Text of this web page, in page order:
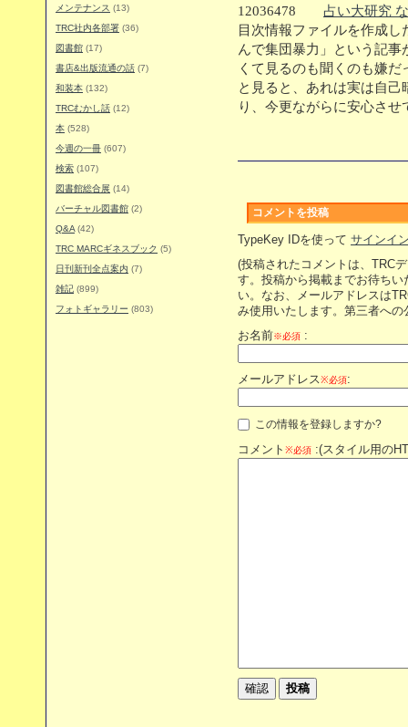
メンテナンス (13)
TRC社内各部署 (36)
図書館 (17)
書店&出版流通の話 (7)
和装本 (132)
TRCむかし話 (12)
本 (528)
今週の一冊 (607)
検索 (107)
図書館総合展 (14)
バーチャル図書館 (2)
Q&A (42)
TRC MARCギネスブック (5)
日刊新刊全点案内 (7)
雑記 (899)
フォトギャラリー (803)
12036478 占い大研究
目次情報ファイルを作成
んで集団暴力」という記
くて見るのも聞くのも嫌
と見ると、あれは実は自
り、今更ながらに安心させ
コメントを投稿
TypeKey IDを使って サインイ
(投稿されたコメントは、TRC
す。投稿から掲載までお待ち
い。なお、メールアドレスは
み使用いたします。第三者へ
お名前※必須 :
メールアドレス※必須:
この情報を登録しますか?
コメント ※必須 :(スタイル用の